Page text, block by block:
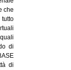
che
di
di